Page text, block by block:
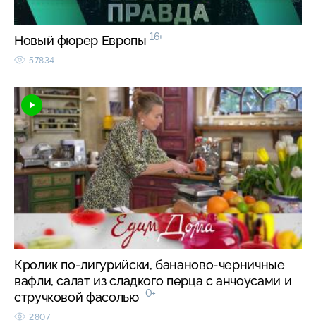
Новый фюрер Европы 16+
57834
Кролик по-лигурийски, бананово-черничные
вафли, салат из сладкого перца с анчоусами и
стручковой фасолью 0+
2807